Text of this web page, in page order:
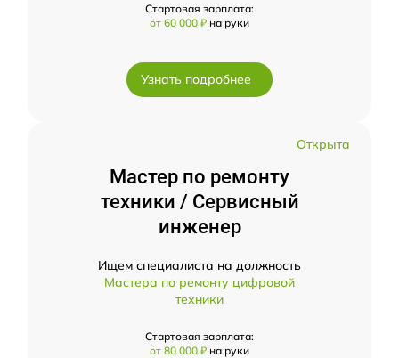
Стартовая зарплата:
от 60 000 ₽ на руки
Узнать подробнее
Открыта
Мастер по ремонту
техники / Сервисный
инженер
Ищем специалиста на должность
Мастера по ремонту цифровой
техники
Стартовая зарплата:
от 80 000 ₽ на руки